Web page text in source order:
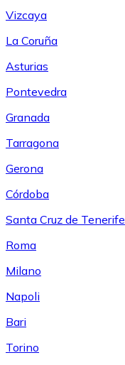
Vizcaya
La Coruña
Asturias
Pontevedra
Granada
Tarragona
Gerona
Córdoba
Santa Cruz de Tenerife
Roma
Milano
Napoli
Bari
Torino